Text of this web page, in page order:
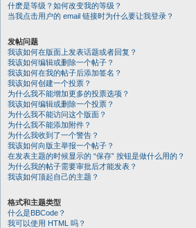
什麽是等级？如何改变我的等级？
当我点击用户的 email 链接时为什么要让我登录？
发帖问题
我该如何在版面上发表话题或者回复？
我该如何编辑或删除一个帖子？
我该如何在我的帖子后添加签名？
我该如何创建一个投票？
为什么我不能增加更多的投票选项？
我该如何编辑或删除一个投票？
为什么我不能访问这个版面？
为什么我不能添加附件？
为什么我收到了一个警告？
我该如何向版主举报一个帖子？
在发表主题的时候显示的 “保存” 按钮是做什么用的？
为什么我的帖子需要审批后才能发表？
我该如何顶起自己的主题？
格式和主题类型
什么是BBCode？
我可以使用 HTML 吗？